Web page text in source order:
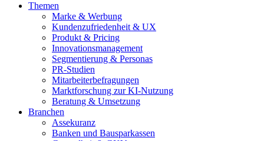
Themen
Marke & Werbung
Kundenzufriedenheit & UX
Produkt & Pricing
Innovationsmanagement
Segmentierung & Personas
PR-Studien
Mitarbeiterbefragungen
Marktforschung zur KI-Nutzung
Beratung & Umsetzung
Branchen
Assekuranz
Banken und Bausparkassen